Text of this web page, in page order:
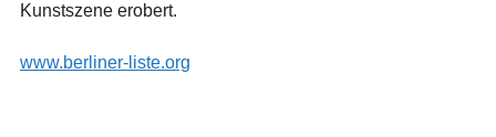
Kunstszene erobert.
www.berliner-liste.org